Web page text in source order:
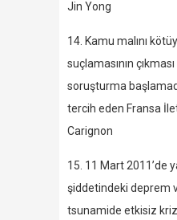
Jin Yong
14. Kamu malını
suçlamasının
soruşturma
tercih eden Fransa
Carignon
15. 11 Mart 2011’de
şiddetindeki deprem
tsunamide etkisiz